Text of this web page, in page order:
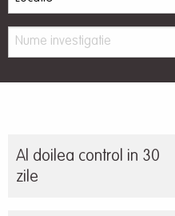
Al doilea control in 30
zile